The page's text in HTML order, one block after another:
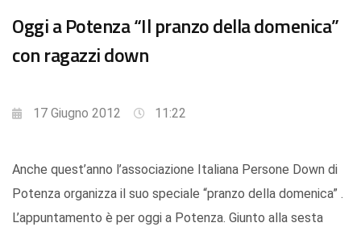
Oggi a Potenza “Il pranzo della domenica”
con ragazzi down
17 Giugno 2012 11:22
Anche quest’anno l’associazione Italiana Persone Down di
Potenza organizza il suo speciale “pranzo della domenica” .
L’appuntamento è per oggi a Potenza. Giunto alla sesta